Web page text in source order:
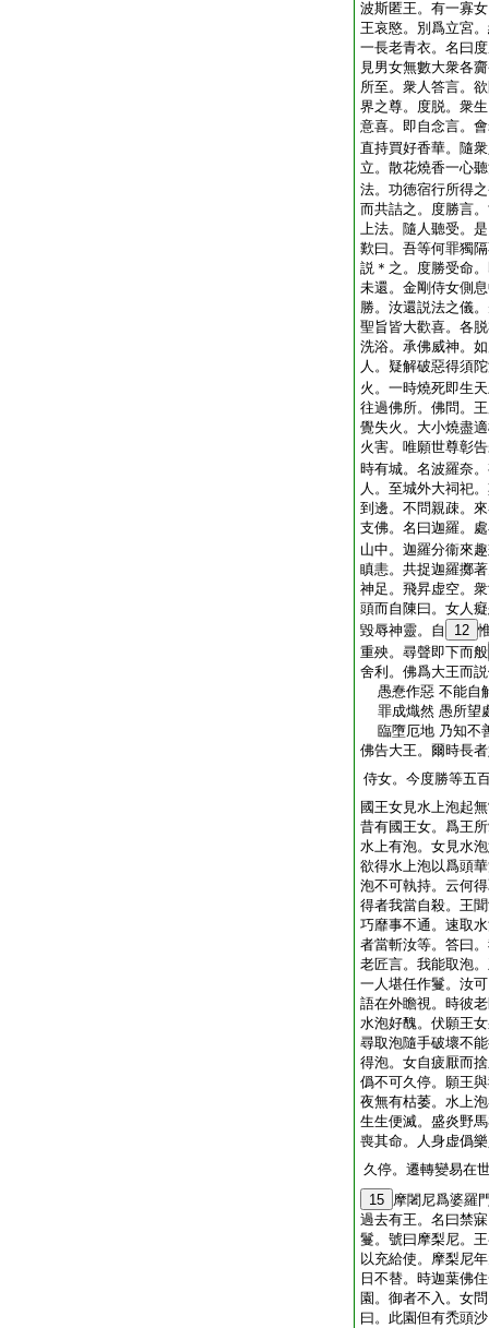
波斯匿王。有一寡
王哀愍。別爲立宮
一長老青衣。名曰
見男女無數大衆各
所至。衆人答言。
界之尊。度脱。衆
意喜。即自念言。
直持買好香華。隨
立。散花燒香一心
法。功徳宿行所得
而共詰之。度勝言
上法。隨人聽受。
歎曰。吾等何罪獨
説＊之。度勝受命
未還。金剛侍女側
勝。汝還説法之儀
聖旨皆大歡喜。各
洗浴。承佛威神。
人。疑解破惡得須
火。一時燒死即生
往過佛所。佛問。
覺失火。大小燒盡
火害。唯願世尊彰
時有城。名波羅奈
人。至城外大祠祀
到邊。不問親疎。
支佛。名曰迦羅。
山中。迦羅分衞來
瞋恚。共捉迦羅擲
神足。飛昇虚空。
頭而自陳曰。女人
毀辱神靈。自
12
重殃。尋聲即下而般
舍利。佛爲大王而
愚惷作惡 不能自
罪成熾然 愚所望
臨墮厄地 乃知不
佛告大王。爾時長
侍女。今度勝等五
國王女見水上泡起
昔有國王女。爲王
水上有泡。女見水
欲得水上泡以爲頭
泡不可執持。云何
得者我當自殺。王
巧靡事不通。速取
者當斬汝等。答曰
老匠言。我能取泡
一人堪任作鬘。汝
語在外瞻視。時彼
水泡好醜。伏願王
尋取泡隨手破壞不
得泡。女自疲厭而
僞不可久停。願王
夜無有枯萎。水上
生生便滅。盛炎野
喪其命。人身虚僞
久停。遷轉變易在
15 摩闍尼爲婆羅
過去有王。名曰禁
鬘。號曰摩梨尼。
以充給使。摩梨尼
日不替。時迦葉佛
園。御者不入。女
曰。此園但有禿頭